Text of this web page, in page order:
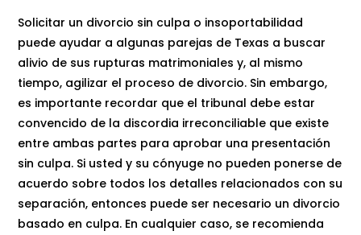
Solicitar un divorcio sin culpa o insoportabilidad
puede ayudar a algunas parejas de Texas a buscar
alivio de sus rupturas matrimoniales y, al mismo
tiempo, agilizar el proceso de divorcio. Sin embargo,
es importante recordar que el tribunal debe estar
convencido de la discordia irreconciliable que existe
entre ambas partes para aprobar una presentación
sin culpa. Si usted y su cónyuge no pueden ponerse de
acuerdo sobre todos los detalles relacionados con su
separación, entonces puede ser necesario un divorcio
basado en culpa. En cualquier caso, se recomienda